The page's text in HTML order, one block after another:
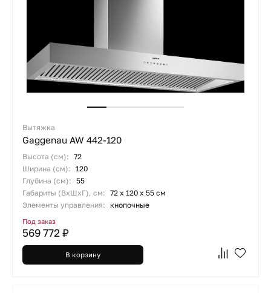
Вытяжка
Gaggenau AW 442-120
Высота (см): 72
Ширина (см): 120
Глубина (см): 55
Габариты (ВхШхГ), см: 72 х 120 х 55 см
Элементы управления:
кнопочные
Под заказ
569 772 ₽
В корзину